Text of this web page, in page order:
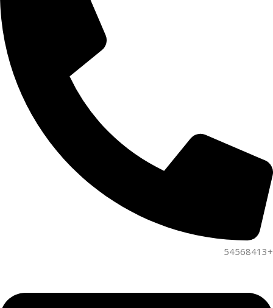
+54568413